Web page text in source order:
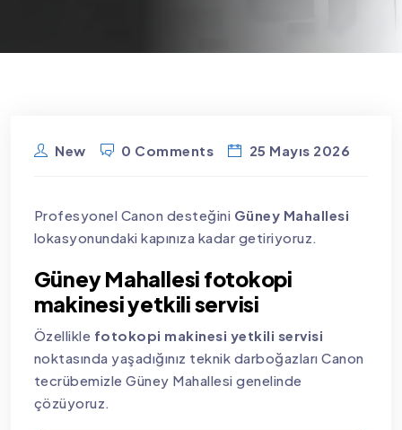
New 0 Comments 25 Mayıs 2026
Profesyonel Canon desteğini Güney Mahallesi
lokasyonundaki kapınıza kadar getiriyoruz.
Güney Mahallesi fotokopi
makinesi yetkili servisi
Özellikle fotokopi makinesi yetkili servisi
noktasında yaşadığınız teknik darboğazları Canon
tecrübemizle Güney Mahallesi genelinde
çözüyoruz.